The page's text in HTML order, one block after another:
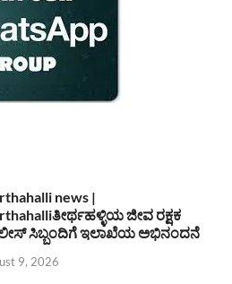
news |
ಜೀವ ರಕ್ಷಕ
ಸಿಬ್ಬಂದಿಗೆ ಇಲಾಖೆಯ ಅಭಿನಂದನೆ
9, 2026